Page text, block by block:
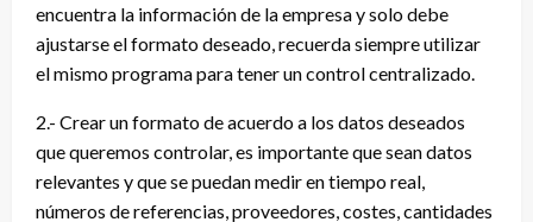
encuentra la información de la empresa y solo debe
ajustarse el formato deseado, recuerda siempre utilizar
el mismo programa para tener un control centralizado.
2.- Crear un formato de acuerdo a los datos deseados
que queremos controlar, es importante que sean datos
relevantes y que se puedan medir en tiempo real,
números de referencias, proveedores, costes, cantidades